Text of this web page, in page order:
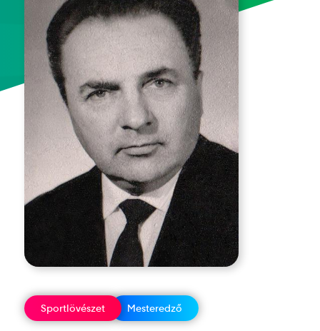
Sportlövészet Mesteredző